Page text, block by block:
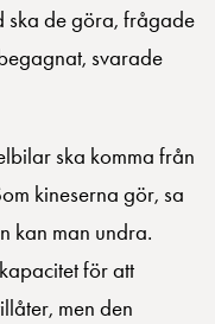
ska de göra, frågade
svarade
ska komma från
kineserna gör, sa
kan man undra.
för att
men den